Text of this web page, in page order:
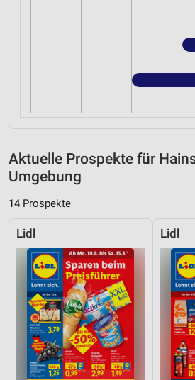
Aktuelle Prospekte für
Umgebung
14 Prospekte
Lidl Lidl